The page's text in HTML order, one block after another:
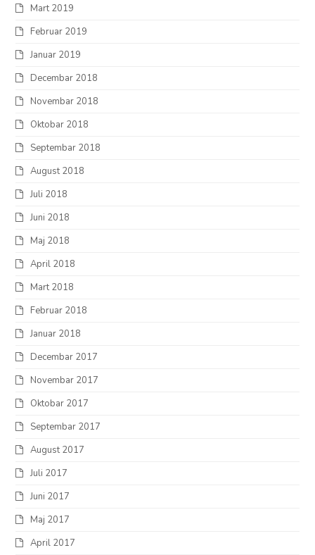
Mart 2019
Februar 2019
Januar 2019
Decembar 2018
Novembar 2018
Oktobar 2018
Septembar 2018
August 2018
Juli 2018
Juni 2018
Maj 2018
April 2018
Mart 2018
Februar 2018
Januar 2018
Decembar 2017
Novembar 2017
Oktobar 2017
Septembar 2017
August 2017
Juli 2017
Juni 2017
Maj 2017
April 2017